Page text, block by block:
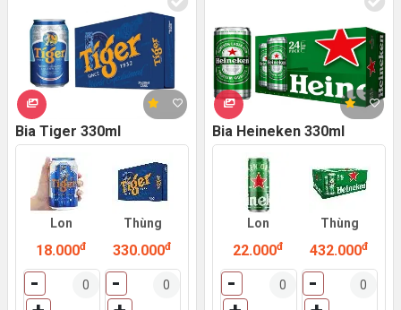
Bia Tiger 330ml
Lon
18.000đ
-
Thùng
330.000đ
-
Bia Heineken 330ml
Lon
22.000đ
-
Thùng
432.000đ
-